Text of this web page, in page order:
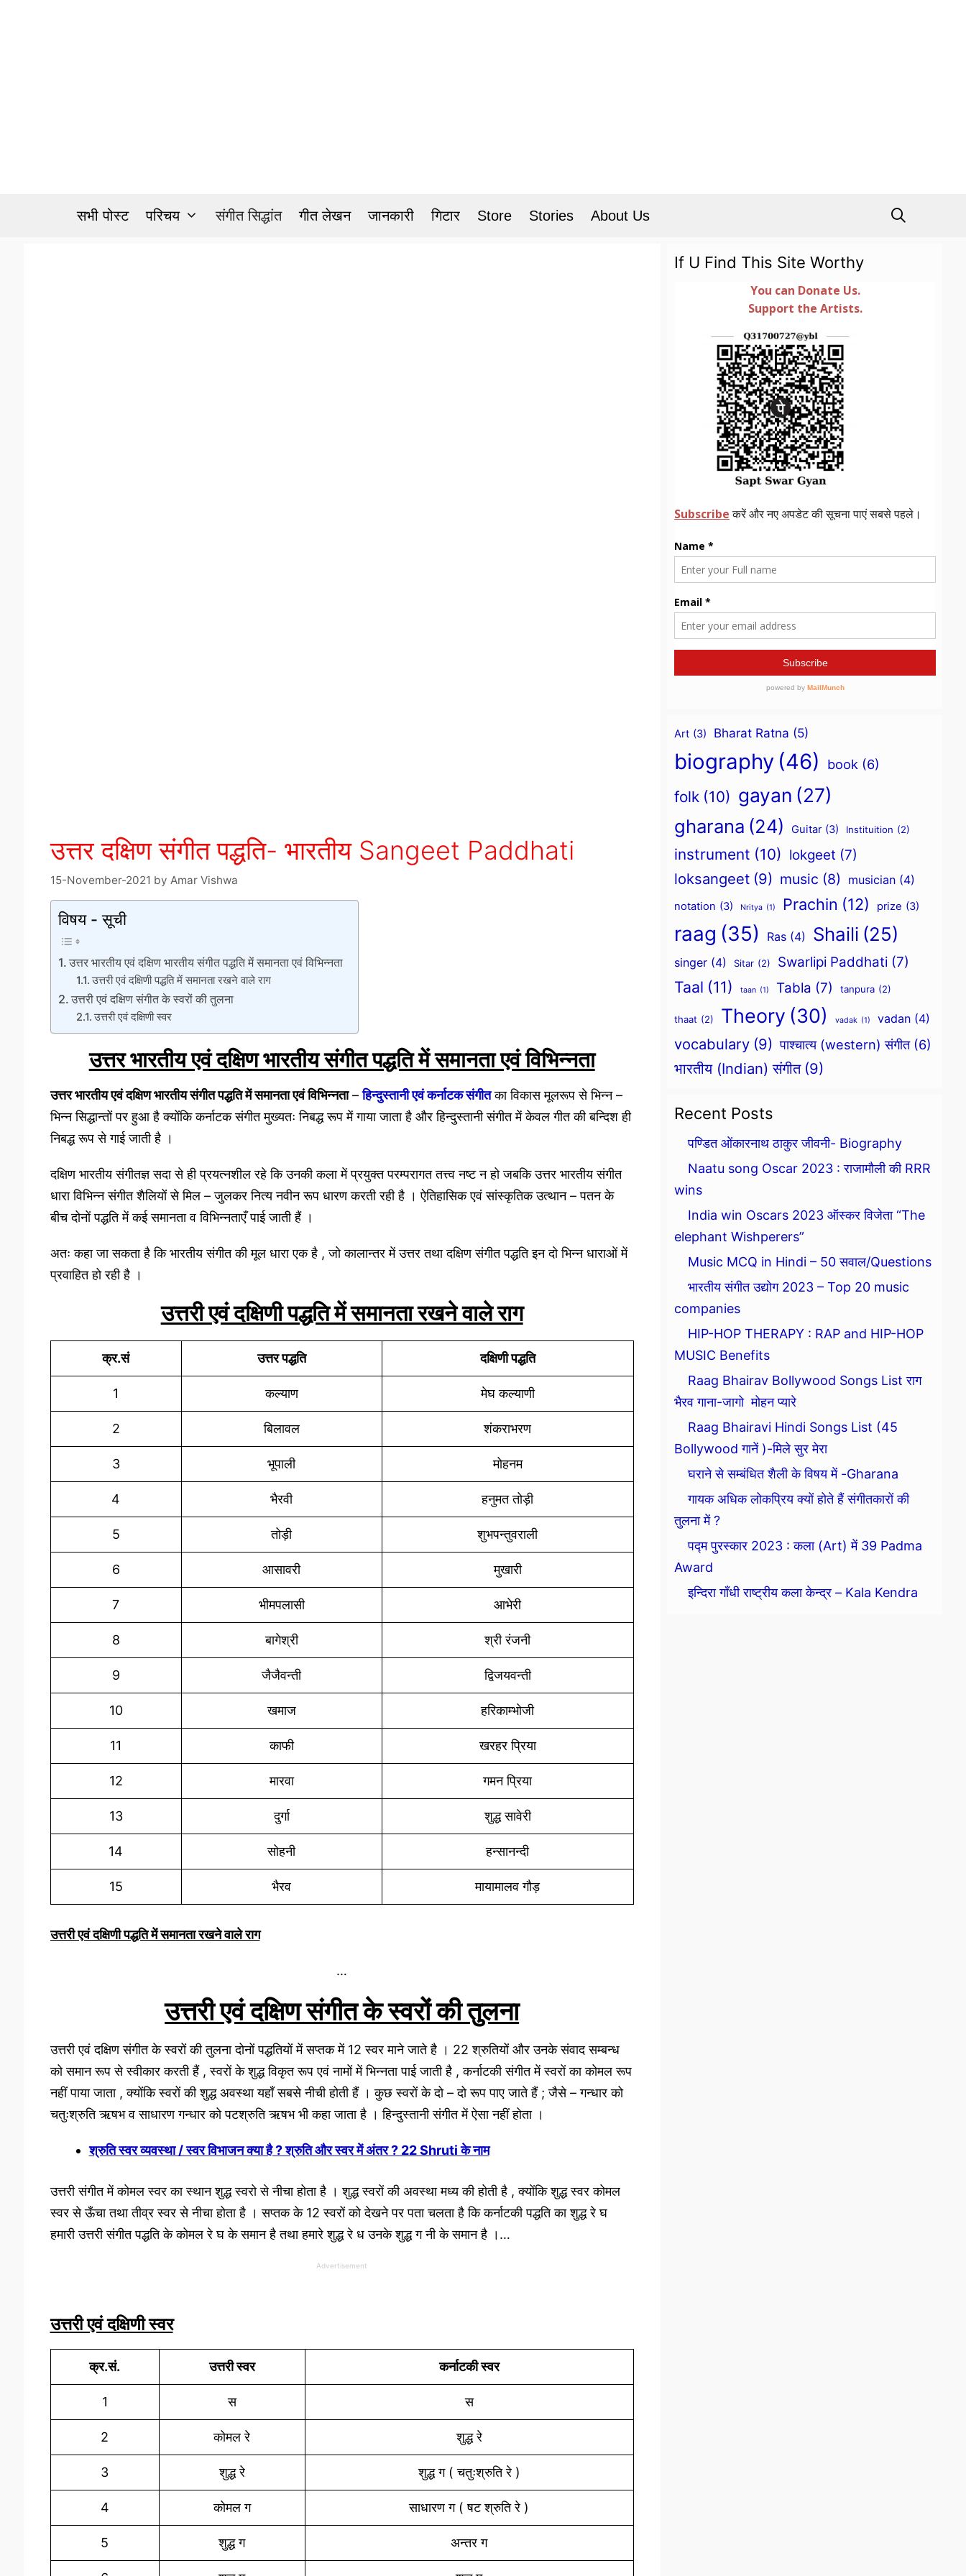
सभी पोस्ट परिचय संगीत सिद्धांत गीत लेखन जानकारी गिटार Store Stories About Us
उत्तर दक्षिण संगीत पद्धति- भारतीय Sangeet Paddhati
15-November-2021 by Amar Vishwa
विषय - सूची
उत्तर भारतीय एवं दक्षिण भारतीय संगीत पद्धति में समानता एवं विभिन्नता
उत्तरी एवं दक्षिणी पद्धति में समानता रखने वाले राग
उत्तरी एवं दक्षिण संगीत के स्वरों की तुलना
उत्तरी एवं दक्षिणी स्वर
उत्तर भारतीय एवं दक्षिण भारतीय संगीत पद्धति में समानता एवं विभिन्नता
उत्तर भारतीय एवं दक्षिण भारतीय संगीत पद्धति में समानता एवं विभिन्नता–हिन्दुस्तानी एवं कर्नाटक संगीतका विकास मूलरूप से भिन्न –
भिन्न सिद्धान्तों पर हुआ है क्योंकि कर्नाटक संगीत मुख्यतः निबद्ध रूप में गाया जाता है और हिन्दुस्तानी संगीत में केवल गीत की बन्दिश ही
निबद्ध रूप से गाई जाती है ।
दक्षिण भारतीय संगीतज्ञ सदा से ही प्रयत्नशील रहे कि उनकी कला में प्रयुक्त परम्परागत तत्त्व नष्ट न हो जबकि उत्तर भारतीय संगीत
धारा विभिन्न संगीत शैलियों से मिल – जुलकर नित्य नवीन रूप धारण करती रही है । ऐतिहासिक एवं सांस्कृतिक उत्थान – पतन के
बीच दोनों पद्धति में कई समानता व विभिन्नताएँ पाई जाती हैं ।
अतः कहा जा सकता है कि भारतीय संगीत की मूल धारा एक है , जो कालान्तर में उत्तर तथा दक्षिण संगीत पद्धति इन दो भिन्न धाराओं में
प्रवाहित हो रही है ।
उत्तरी एवं दक्षिणी पद्धति में समानता रखने वाले राग
क्र.सं उत्तर पद्धति दक्षिणी पद्धति
1 कल्याण मेघ कल्याणी
2 बिलावल शंकराभरण
3 भूपाली मोहनम
4 भैरवी हनुमत तोड़ी
5 तोड़ी शुभपन्तुवराली
6 आसावरी मुखारी
7 भीमपलासी आभेरी
8 बागेश्री श्री रंजनी
9 जैजैवन्ती द्विजयवन्ती
10 खमाज हरिकाम्भोजी
11 काफी खरहर प्रिया
12 मारवा गमन प्रिया
13 दुर्गा शुद्ध सावेरी
14 सोहनी हन्सानन्दी
15 भैरव मायामालव गौड़
उत्तरी एवं दक्षिणी पद्धति में समानता रखने वाले राग
…
उत्तरी एवं दक्षिण संगीत के स्वरों की तुलना
उत्तरी एवं दक्षिण संगीत के स्वरों की तुलना दोनों पद्धतियों में सप्तक में 12 स्वर माने जाते है । 22 श्रुतियों और उनके संवाद सम्बन्ध
को समान रूप से स्वीकार करती हैं , स्वरों के शुद्ध विकृत रूप एवं नामों में भिन्नता पाई जाती है , कर्नाटकी संगीत में स्वरों का कोमल रूप
नहीं पाया जाता , क्योंकि स्वरों की शुद्ध अवस्था यहाँ सबसे नीची होती हैं । कुछ स्वरों के दो – दो रूप पाए जाते हैं ; जैसे – गन्धार को
चतुःश्रुति ऋषभ व साधारण गन्धार को पटश्रुति ऋषभ भी कहा जाता है । हिन्दुस्तानी संगीत में ऐसा नहीं होता ।
श्रुति स्वर व्यवस्था / स्वर विभाजन क्या है ? श्रुति और स्वर में अंतर ? 22 Shruti के नाम
उत्तरी संगीत में कोमल स्वर का स्थान शुद्ध स्वरो से नीचा होता है । शुद्ध स्वरों की अवस्था मध्य की होती है , क्योंकि शुद्ध स्वर कोमल
स्वर से ऊँचा तथा तीव्र स्वर से नीचा होता है । सप्तक के 12 स्वरों को देखने पर पता चलता है कि कर्नाटकी पद्धति का शुद्ध रे घ
हमारी उत्तरी संगीत पद्धति के कोमल रे घ के समान है तथा हमारे शुद्ध रे ध उनके शुद्ध ग नी के समान है ।…
Advertisement
उत्तरी एवं दक्षिणी स्वर
क्र.सं. उत्तरी स्वर कर्नाटकी स्वर
1 स स
2 कोमल रे शुद्ध रे
3 शुद्ध रे शुद्ध ग ( चतुःश्रुति रे )
4 कोमल ग साधारण ग ( षट श्रुति रे )
5 शुद्ध ग अन्तर ग
If U Find This Site Worthy
Art (3) Bharat Ratna (5)
biography (46) book (6)
folk (10) gayan (27)
gharana (24) Guitar (3) Instituition (2)
instrument (10) lokgeet (7)
loksangeet (9) music (8) musician (4)
notation (3) Nritya (1) Prachin (12) prize (3)
raag (35) Ras (4) Shaili (25)
singer (4) Sitar (2) Swarlipi Paddhati (7)
Taal (11) taan (1) Tabla (7) tanpura (2)
thaat (2) Theory (30) vadak (1) vadan (4)
vocabulary (9) पाश्चात्य (western) संगीत (6)
भारतीय (Indian) संगीत (9)
Recent Posts
पण्डित ओंकारनाथ ठाकुर जीवनी- Biography
Naatu song Oscar 2023 : राजामौली की RRR
wins
India win Oscars 2023 ऑस्कर विजेता “The
elephant Wishperers”
Music MCQ in Hindi – 50 सवाल/Questions
भारतीय संगीत उद्योग 2023 – Top 20 music
companies
HIP-HOP THERAPY : RAP and HIP-HOP
MUSIC Benefits
Raag Bhairav Bollywood Songs List राग
भैरव गाना-जागो मोहन प्यारे
Raag Bhairavi Hindi Songs List (45
Bollywood गानें )-मिले सुर मेरा
घराने से सम्बंधित शैली के विषय में -Gharana
गायक अधिक लोकप्रिय क्यों होते हैं संगीतकारों की
तुलना में ?
पद्म पुरस्कार 2023 : कला (Art) में 39 Padma
Award
इन्दिरा गाँधी राष्ट्रीय कला केन्द्र – Kala Kendra